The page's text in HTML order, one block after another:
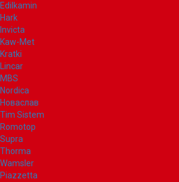
Edilkamin
Hark
Invicta
Kaw-Met
Kratki
Lincar
MBS
Nordica
Новаслав
Tim Sistem
Romotop
Supra
Thorma
Wamsler
Piazzetta